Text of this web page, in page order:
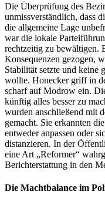
Die Überprüfung des
unmissverständlich, dass
die allgemeine Lage
war die lokale
rechtzeitig zu bewältigen.
Konsequenzen gezogen,
Stabilität setzte und keine
wollte. Honecker griff in
scharf auf Modrow ein.
künftig alles besser zu
wurden anschließend mit
gemacht. Sie erkannten
entweder anpassen oder
distanzieren. In der
eine Art „Reformer“
Berichterstattung in den
Die Machtbalance im